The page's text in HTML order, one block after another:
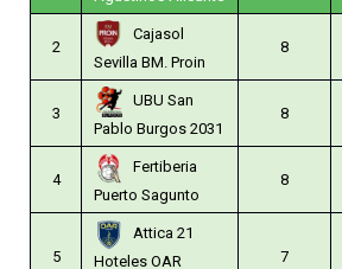
2
Cajasol
Sevilla BM. Proin
8
3
UBU San
Pablo Burgos 2031
8
4
Fertiberia
Puerto Sagunto
8
5
Attica 21
Hoteles OAR
7